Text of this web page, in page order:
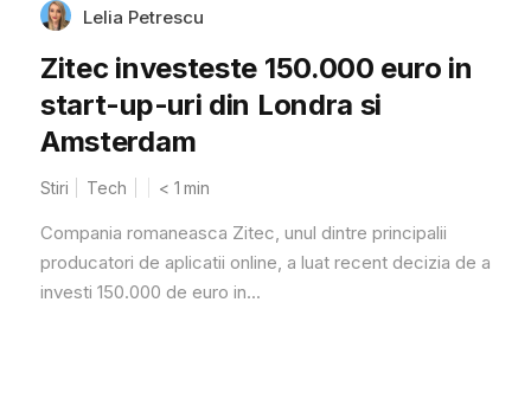
Lelia Petrescu
Zitec investeste 150.000 euro in
start-up-uri din Londra si
Amsterdam
Stiri Tech < 1 min
Compania romaneasca Zitec, unul dintre principalii
producatori de aplicatii online, a luat recent decizia de a
investi 150.000 de euro in...